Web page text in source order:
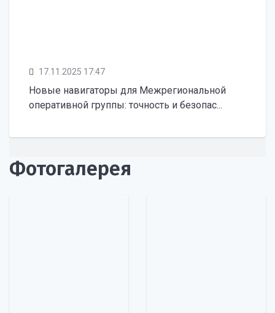
17.11.2025 17:47
Новые навигаторы для Межрегиональной
оперативной группы: точность и безопас...
Фотогалерея